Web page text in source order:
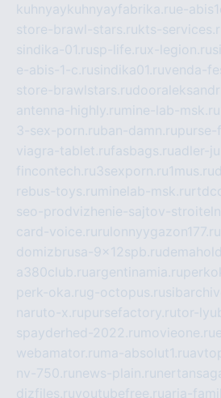
kuhnyaykuhnyayfabrika.rue-
store-brawl-stars.rukts-
sindika-01.rusp-life.rux-legion.ru
e-abis-1-c.rusindika01.ruvenda-
store-brawlstars.ru
antenna-highly.ru mine-lab-msk.ru
3-sex-porn.ruban-damn.ru
viagra-tablet.rufasbags.ruadler-
fincontech.ru3sexporn.ru1mus.ru
rebus-toys.ru minelab-msk.ru
seo-prodvizhenie-sajtov-
card-voice.ru rulonnyygazon177.ru
domizbrusa-9x12spb.ru
a380club.ruargentinamia.ru
perk-oka.rug-octopus.ru
naruto-x.rupursefactory.rutor-
spayderhed-2022.ru movieone.ru
webamator.ru ma-absolut1.ru
nv-750.ru news-plain.ru
dizfiles.ruyoutubefree.ruaria-